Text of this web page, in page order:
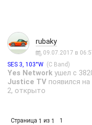
rubaky
09.07.2017 в
SES 3, 103°W (C Band)
Yes Network ушел с
Justice TV появился на
2, открыто
Страница 1 из 1 1